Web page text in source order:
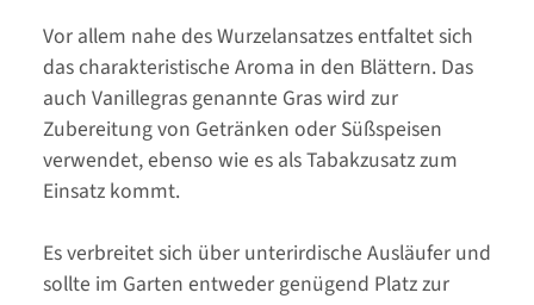
Vor allem nahe des Wurzelansatzes entfaltet sich
das charakteristische Aroma in den Blättern. Das
auch Vanillegras genannte Gras wird zur
Zubereitung von Getränken oder Süßspeisen
verwendet, ebenso wie es als Tabakzusatz zum
Einsatz kommt.
Es verbreitet sich über unterirdische Ausläufer und
sollte im Garten entweder genügend Platz zur